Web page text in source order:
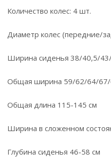
Количество колес: 4 шт.
Диаметр колес (передние/
Ширина сиденья 38/40,5/
Общая ширина 59/62/64/67/
Общая длина 115-145 см
Ширина в сложенном
Глубина сиденья 46-58 см